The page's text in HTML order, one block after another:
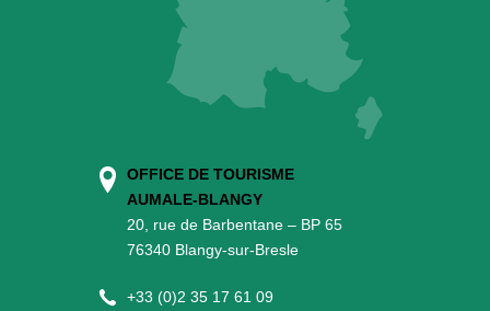
OFFICE DE TOURISME
AUMALE-BLANGY
20, rue de Barbentane – BP 65
76340 Blangy-sur-Bresle
+33 (0)2 35 17 61 09